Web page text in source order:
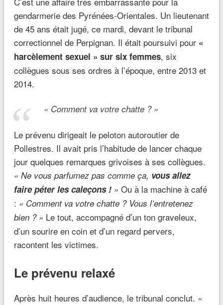
gendarmerie des Pyrénées-Orientales. Un lieutenant
de 45 ans était jugé, ce mardi, devant le tribunal
correctionnel de Perpignan. Il était poursuivi pour «
harcèlement sexuel » sur six femmes, six
collègues sous ses ordres à l’époque, entre 2013 et
2014.
« Comment va votre chatte ? »
Le prévenu dirigeait le peloton autoroutier de
Pollestres. Il avait pris l’habitude de lancer chaque
jour quelques remarques grivoises à ses collègues.
« Ne vous parfumez pas comme ça, vous allez
faire péter les caleçons !» Ou à la machine à café
: « Comment va votre chatte ? Vous l’entretenez
bien ? » Le tout, accompagné d’un ton graveleux,
d’un sourire en coin et d’un regard pervers,
racontent les victimes.
Le prévenu relaxé
Après huit heures d’audience, le tribunal conclut. «